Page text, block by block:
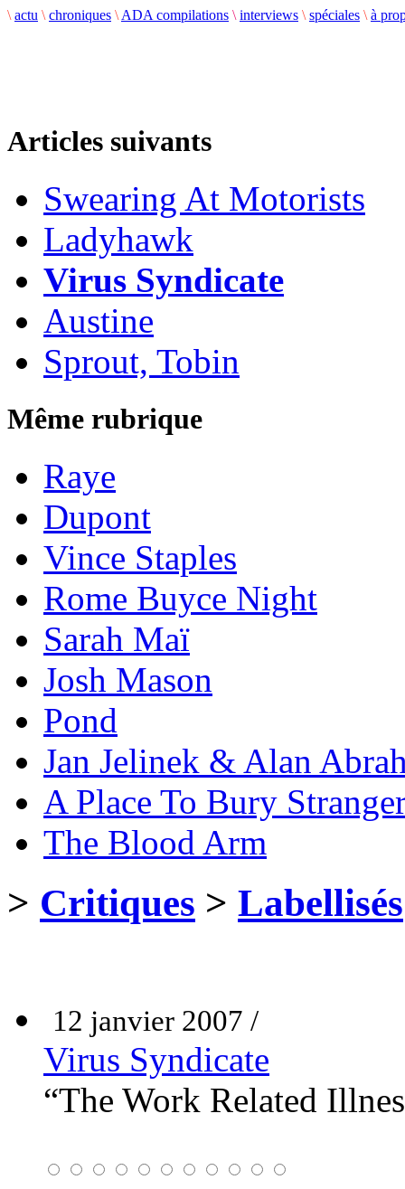
\ actu \ chroniques \ ADA compilations \ interviews \ spéciales \ à
Articles suivants
Swearing At Motorists
Ladyhawk
Virus Syndicate
Austine
Sprout, Tobin
Même rubrique
Raye
Dupont
Vince Staples
Rome Buyce Night
Sarah Maï
Josh Mason
Pond
Jan Jelinek & Alan
A Place To Bury
The Blood Arm
> Critiques > Labellisés
12 janvier 2007 /
Virus Syndicate
“The Work Related